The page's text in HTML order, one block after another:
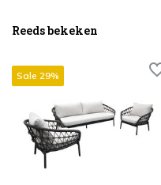
Reeds bekeken
Sale 29%